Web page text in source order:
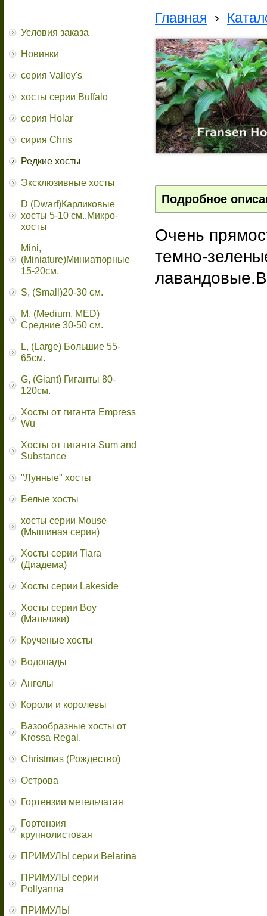
Условия заказа
Новинки
серия Valley's
хосты серии Buffalo
серия Holar
сирия Chris
Редкие хосты
Эксклюзивные хосты
D (Dwarf)Карликовые
хосты 5-10 см..Микро-
хосты
Mini,
(Miniature)Миниатюрные
15-20см.
S, (Small)20-30 см.
M, (Medium, MED)
Средние 30-50 см.
L, (Large) Большие 55-
65cм.
G, (Giant) Гиганты 80-
120см.
Хосты от гиганта Empress
Wu
Хосты от гиганта Sum and
Substance
"Лунные" хосты
Белые хосты
хосты серии Mouse
(Мышиная серия)
Хосты серии Tiara
(Диадема)
Хосты серии Lakeside
Хосты серии Boy
(Мальчики)
Крученые хосты
Водопады
Ангелы
Короли и королевы
Вазообразные хосты от
Krossa Regal.
Christmas (Рождество)
Острова
Гортензии метельчатая
Гортензия
крупнолистовая
ПРИМУЛЫ серии Belarina
ПРИМУЛЫ серии
Pollyanna
ПРИМУЛЫ
Главная ›
Подробное
Очень
темно-